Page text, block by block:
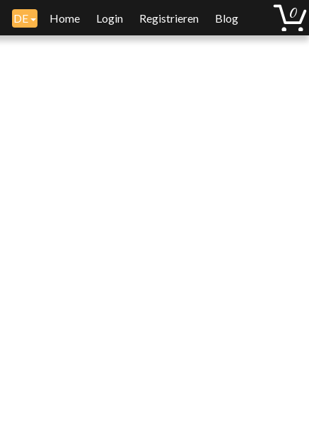
DE Home Login Registrieren Blog